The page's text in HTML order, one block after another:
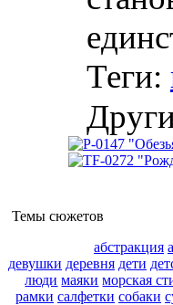
Теги:
Темы сюжетов
абстракция
девушки деревня дети
люди маяки морская
рамки салфетки собаки